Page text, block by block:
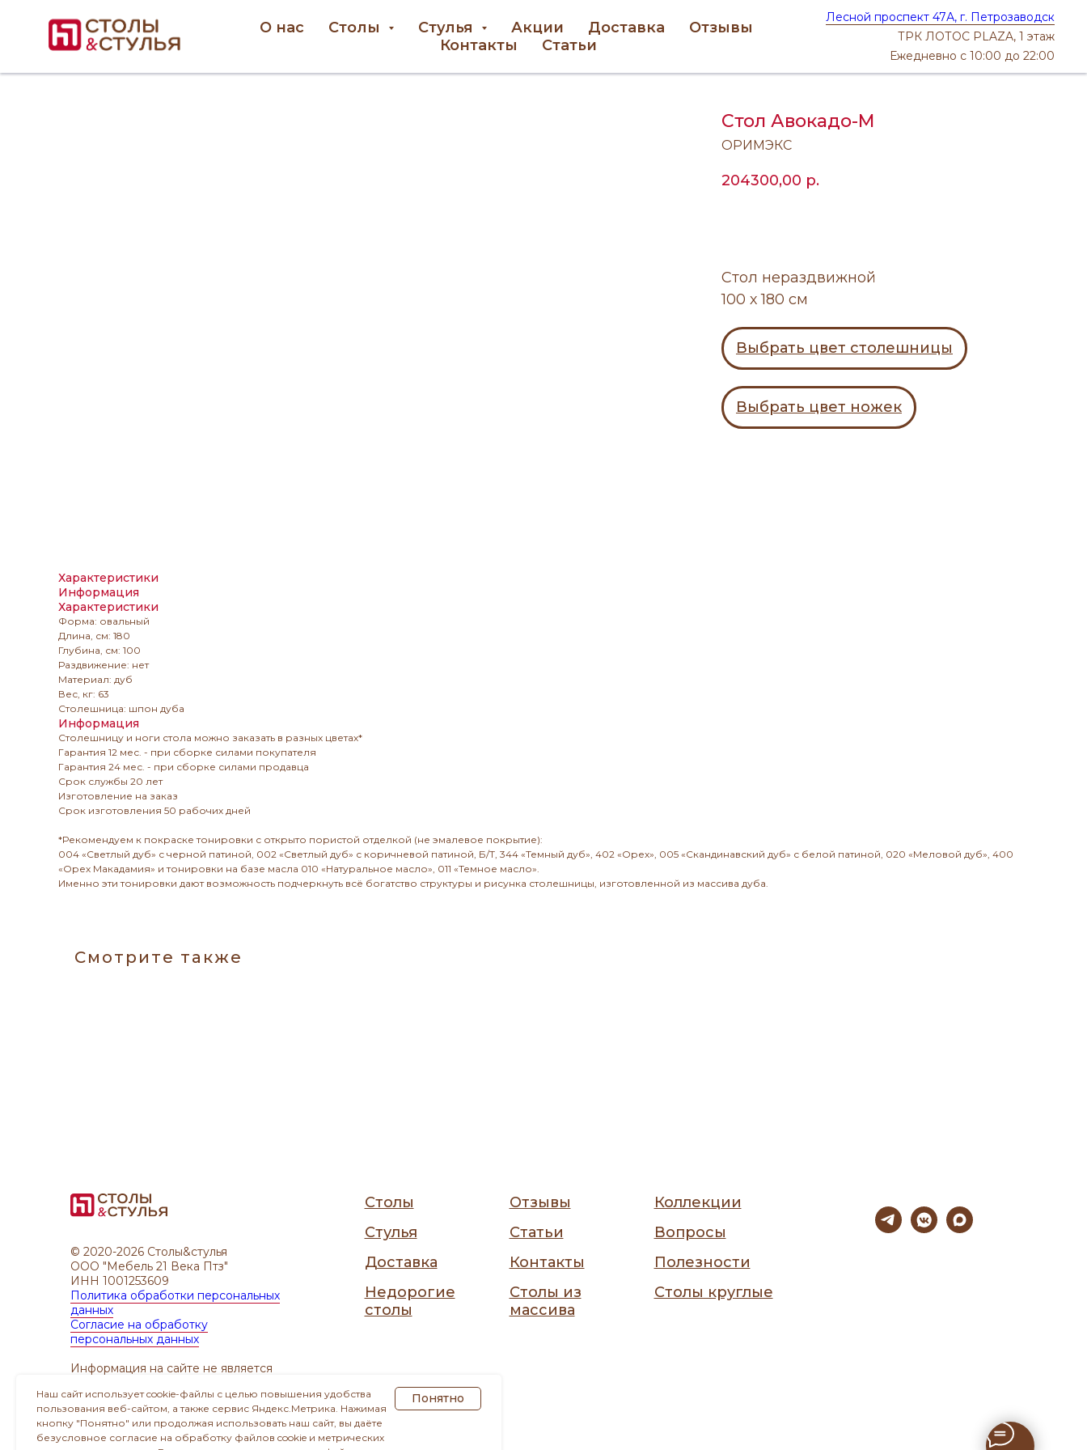
О нас Столы Стулья Акции Доставка
Отзывы
Контакты
Статьи
Лесной проспект 47А, г. Петрозаводск
ТРК ЛОТОС PLAZA, 1 этаж
Ежедневно с 10:00 до 22:00
Стол Авокадо-М
ОРИМЭКС
204300,00 р.
Стол нераздвижной
100 х 180 см
Выбрать цвет столешницы
Выбрать цвет ножек
Характеристики
Информация
Характеристики
Форма: овальный
Длина, см: 180
Глубина, см: 100
Раздвижение: нет
Материал: дуб
Вес, кг: 63
Столешница: шпон дуба
Информация
Столешницу и ноги стола можно заказать в разных цветах*
Гарантия 12 мес. - при сборке силами покупателя
Гарантия 24 мес. - при сборке силами продавца
Срок службы 20 лет
Изготовление на заказ
Срок изготовления 50 рабочих дней
*Рекомендуем к покраске тонировки с открыто пористой отделкой (не эмалевое покрытие):
004 «Светлый дуб» с черной патиной, 002 «Светлый дуб» с коричневой патиной, Б/Т, 344 «Темный дуб», 402 «Орех», 005 «Скандинавский дуб» с белой патиной, 020 «Меловой дуб», 400
«Орех Макадамия» и тонировки на базе масла 010 «Натуральное масло», 011 «Темное масло».
Именно эти тонировки дают возможность подчеркнуть всё богатство структуры и рисунка столешницы, изготовленной из массива дуба.
Смотрите также
© 2020-2026 Столы&стулья
ООО "Мебель 21 Века Птз"
ИНН 1001253609
Политика обработки персональных
данных
Согласие на обработку
персональных данных
Информация на сайте не является
Создание и продвижение сайта
NG Marketing
Столы
Стулья
Доставка
Недорогие
столы
Отзывы
Статьи
Контакты
Столы из
массива
Коллекции
Вопросы
Полезности
Столы круглые
Наш сайт использует cookie-файлы с целью повышения удобства
пользования веб-сайтом, а также сервис Яндекс.Метрика. Нажимая
кнопку "Понятно" или продолжая использовать наш сайт, вы даёте
безусловное согласие на обработку файлов cookie и метрических
Понятно